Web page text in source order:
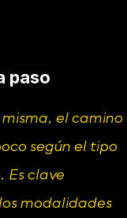
paso
el camino
según el tipo
Es clave
modalidades